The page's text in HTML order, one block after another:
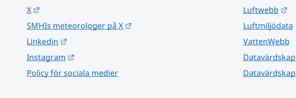
X
SMHIs meteorologer på X
Linkedin
Instagram
Policy för sociala medier
Luftwebb
Luftmiljödata
VattenWebb